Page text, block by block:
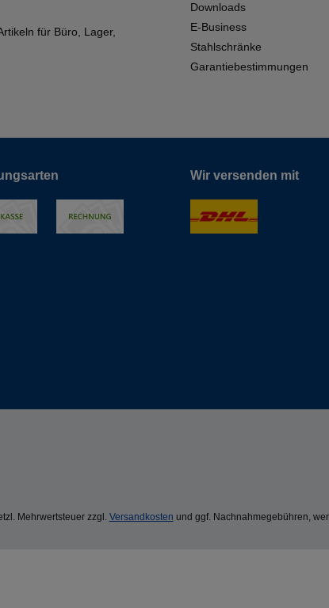
für Büro, Lager,
Downloads
E-Business
Stahlschränke
Garantiebestimmungen
Wir versenden mit
Mehrwertsteuer zzgl. Versandkosten und ggf. Nachnahmegebühren,